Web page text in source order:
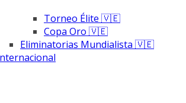
Torneo Élite 🇻🇪
Copa Oro 🇻🇪
Eliminatorias Mundialista 🇻🇪